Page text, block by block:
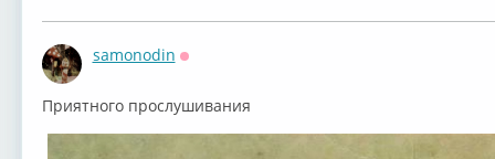
samonodin
Приятного прослушивания